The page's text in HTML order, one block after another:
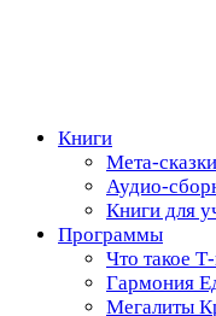
Книги
Мета-сказки
Аудио-
Книги для
Программы
Что такое
Гармония
Мегалиты